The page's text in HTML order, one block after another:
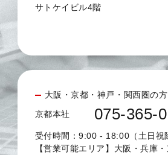
サトケイビル4階
大阪・京都・神戸・関西圏の
京都本社 075-365-
受付時間：9:00 - 18:00（土日祝
【営業可能エリア】大阪・兵庫